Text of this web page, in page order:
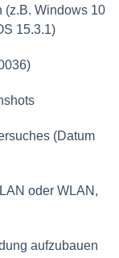
(z.B. Windows 10
15.3.1)
(Datum
oder WLAN,
aufzubauen